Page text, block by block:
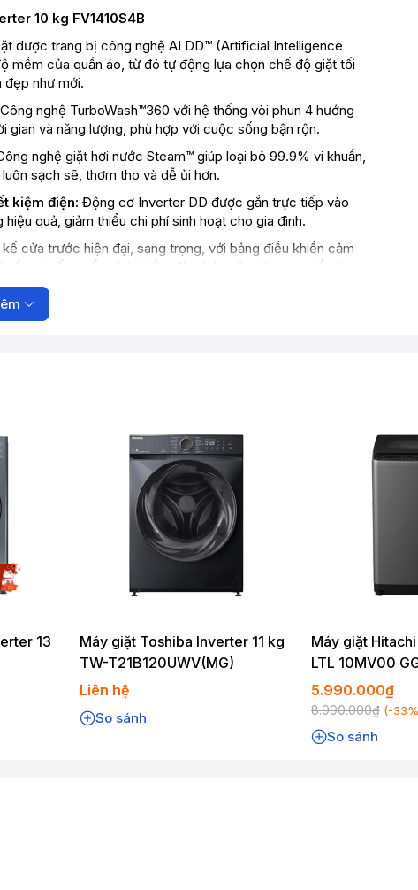
10 kg FV1410S4B
được trang bị công nghệ AI DD™ (Artificial Intelligence
mềm của quần áo, từ đó tự động lựa chọn chế độ giặt tối
đẹp như mới.
Công nghệ TurboWash™360 với hệ thống vòi phun 4 hướng
và năng lượng, phù hợp với cuộc sống bận rộn.
nghệ giặt hơi nước Steam™ giúp loại bỏ 99.9% vi khuẩn,
sạch sẽ, thơm tho và dễ ủi hơn.
kiệm điện: Động cơ Inverter DD được gắn trực tiếp vào
quả, giảm thiểu chi phí sinh hoạt cho gia đình.
cửa trước hiện đại, sang trọng, với bảng điều khiển cảm
và nấm mốc phát triển, đảm bảo vệ sinh cho quần áo.
thể điều khiển máy giặt từ xa, tải thêm các chương trình giặt
mình.
13
Máy giặt Toshiba Inverter 11 kg
TW-T21B120UWV(MG)
Liên hệ
So sánh
Máy giặt
LTL 10MV00
5.990.000₫
8.990.000₫ (-
So sánh